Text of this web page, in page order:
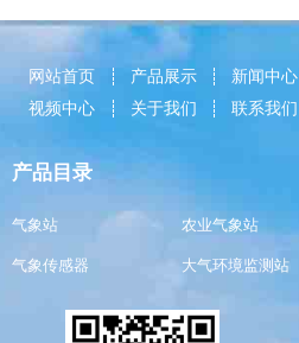
网站首页 产品展示 新闻中心
视频中心
关于我们 联系我们
产品目录
气象站 农业气象站
气象传感器 大气环境监测站